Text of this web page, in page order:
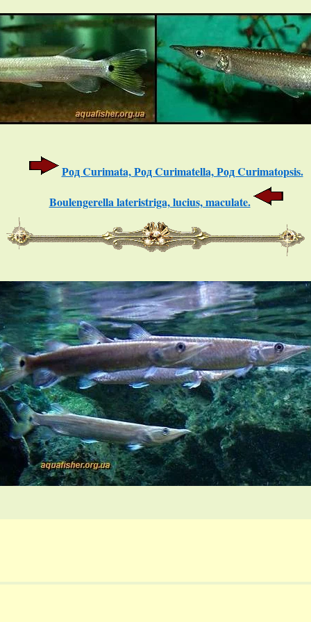
Род Curimata, Род Curimatella, Род Curimatopsis.
Boulengerella lateristriga, lucius, maculate.